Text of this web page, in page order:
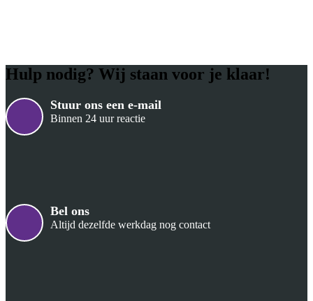
Hulp nodig? Wij staan voor je klaar!
Stuur ons een e-mail
Binnen 24 uur reactie
Bel ons
Altijd dezelfde werkdag nog contact